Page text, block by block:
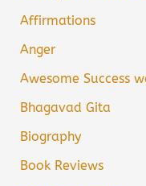
Affirmations
Anger
Awesome Success
Bhagavad Gita
Biography
Book Reviews